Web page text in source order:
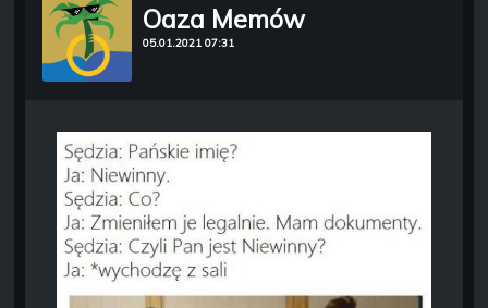
Oaza Memów
05.01.2021 07:31